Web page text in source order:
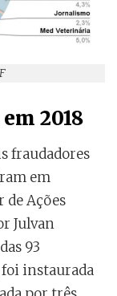
2018
fraudadores
em
de Ações
Julvan
93
foi instaurada